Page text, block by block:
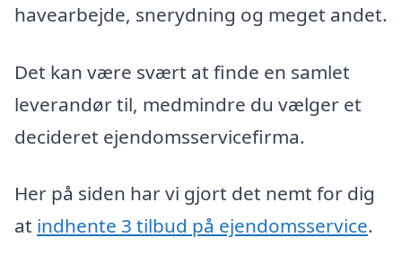
havearbejde, snerydning og meget andet.
Det kan være svært at finde en samlet
leverandør til, medmindre du vælger et
decideret ejendomsservicefirma.
Her på siden har vi gjort det nemt for dig
at indhente 3 tilbud på ejendomsservice.